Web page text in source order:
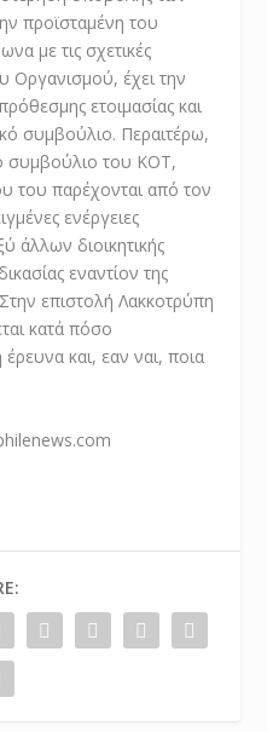
προϊσταμένη του
με τις σχετικές
Οργανισμού, έχει την
ετοιμασίας και
συμβούλιο. Περαιτέρω,
συμβούλιο του ΚΟΤ,
του παρέχονται από τον
ενέργειες
άλλων διοικητικής
εναντίον της
επιστολή Λακκοτρύπη
κατά πόσο
και, εαν ναι, ποια